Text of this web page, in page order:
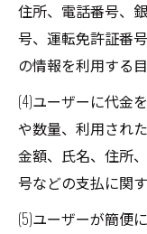
住所、電話番号、
号、運転免許証番
の情報を利用する
(4)ユーザーに代金
や数量、利用され
金額、氏名、住所
号などの支払に関
(5)ユーザーが簡便